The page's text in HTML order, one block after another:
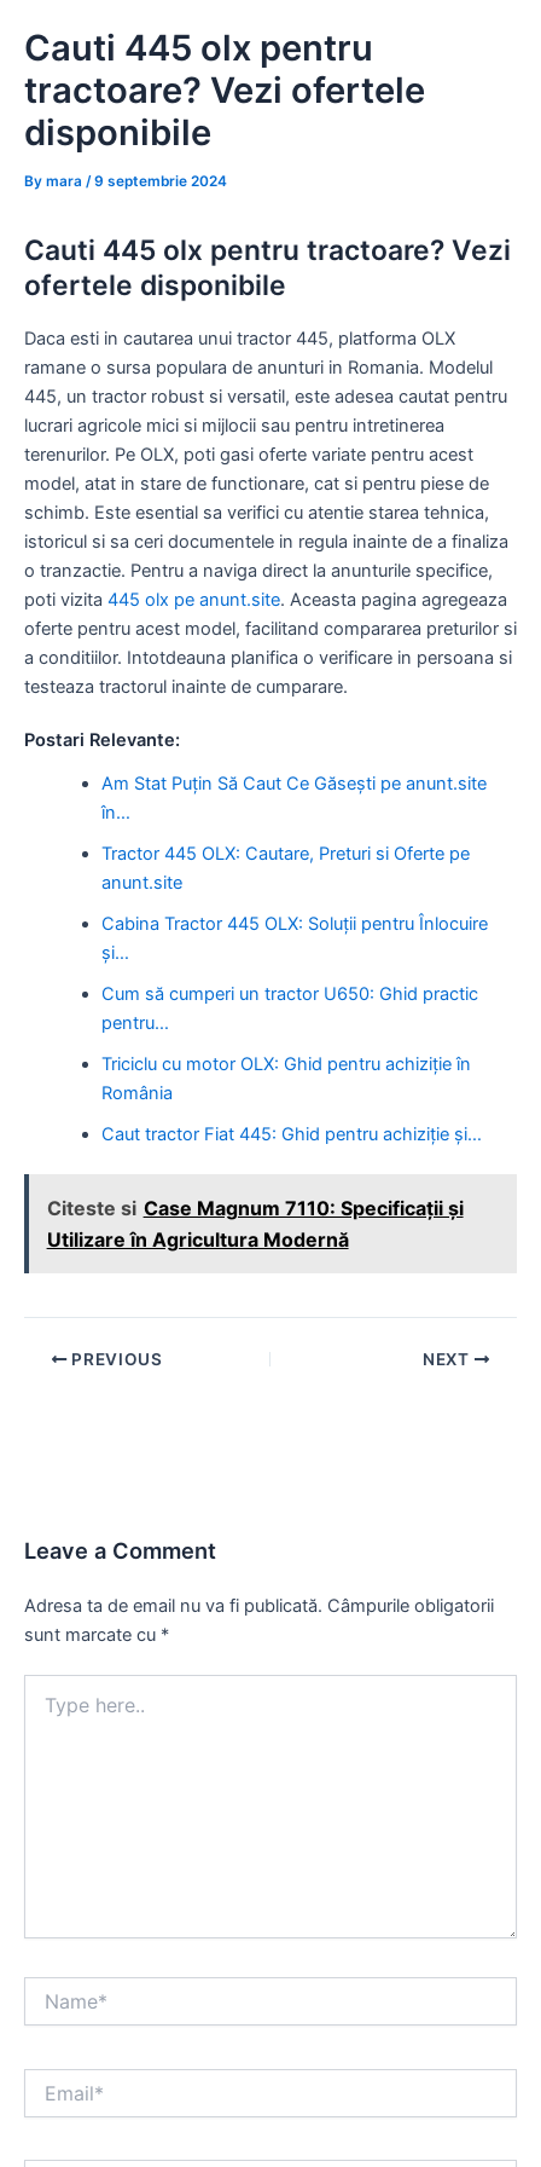
Cauti 445 olx pentru
tractoare? Vezi ofertele
disponibile
By mara /9 septembrie 2024
Cauti 445 olx pentru tractoare? Vezi
ofertele disponibile
Daca esti in cautarea unui tractor 445, platforma OLX
ramane o sursa populara de anunturi in Romania. Modelul
445, un tractor robust si versatil, este adesea cautat pentru
lucrari agricole mici si mijlocii sau pentru intretinerea
terenurilor. Pe OLX, poti gasi oferte variate pentru acest
model, atat in stare de functionare, cat si pentru piese de
schimb. Este esential sa verifici cu atentie starea tehnica,
istoricul si sa ceri documentele in regula inainte de a finaliza
o tranzactie. Pentru a naviga direct la anunturile specifice,
poti vizita 445 olx pe anunt.site. Aceasta pagina agregeaza
oferte pentru acest model, facilitand compararea preturilor si
a conditiilor. Intotdeauna planifica o verificare in persoana si
testeaza tractorul inainte de cumparare.
Postari Relevante:
Am Stat Puțin Să Caut Ce Găsești pe anunt.site
în…
Tractor 445 OLX: Cautare, Preturi si Oferte pe
anunt.site
Cabina Tractor 445 OLX: Soluții pentru Înlocuire
și…
Cum să cumperi un tractor U650: Ghid practic
pentru…
Triciclu cu motor OLX: Ghid pentru achiziție în
România
Caut tractor Fiat 445: Ghid pentru achiziție și…
Citeste si Case Magnum 7110: Specificații și
Utilizare în Agricultura Modernă
Post PREVIOUS NEXT
Leave a Comment
Adresa ta de email nu va fi publicată. Câmpurile obligatorii
sunt marcate cu *
here..